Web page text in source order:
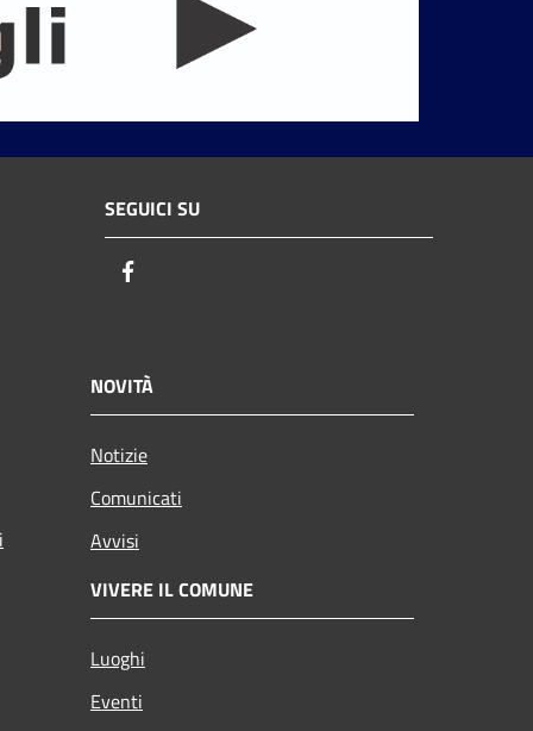
SEGUICI SU
NOVITÀ
Notizie
Comunicati
Avvisi
VIVERE IL COMUNE
Luoghi
Eventi